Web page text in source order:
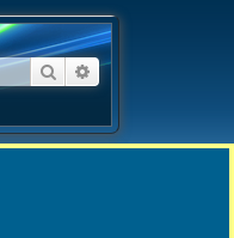
BuscarBúsqueda